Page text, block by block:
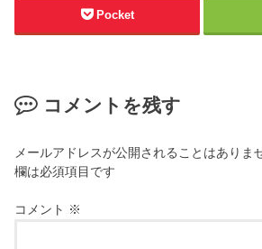
Pocket
コメントを残す
メールアドレスが公開されることはありま
欄は必須項目です
コメント ※